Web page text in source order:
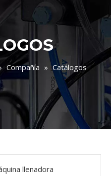
Italiano
日本語
Compañía » Catálogos
llenadora